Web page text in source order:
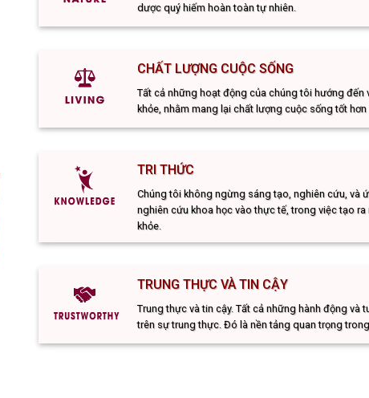
dược quý hiếm hoàn toàn tự nhiên.
CHẤT LƯỢNG CUỘC SỐNG
Tất cả những hoạt động của chúng tôi hướng đến
khỏe, nhằm mang lại chất lượng cuộc sống tốt hơn
TRI THỨC
Chúng tôi không ngừng sáng tạo, nghiên cứu, và
nghiên cứu khoa học vào thực tế, trong việc tạo
khỏe.
TRUNG THỰC VÀ TIN CẬY
Trung thực và tin cậy. Tất cả những hành động và
trên sự trung thực. Đó là nền tảng quan trọng